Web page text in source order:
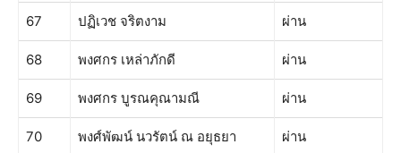
67 ปฏิเวช จริตงาม ผ่าน
68 พงศกร เหล่าภักดี ผ่าน
69 พงศกร บูรณคุณามณี ผ่าน
70 พงศ์พัฒน์ นวรัตน์ ณ อยุธยา ผ่าน